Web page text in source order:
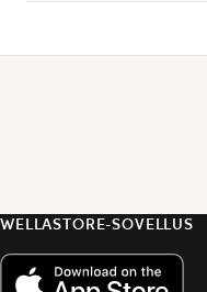
WELLASTORE-SOVELLUS